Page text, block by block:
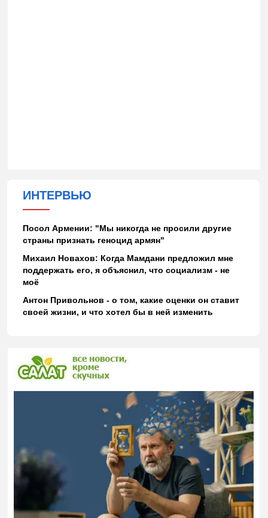
ИНТЕРВЬЮ
Посол Армении: "Мы никогда не просили другие
страны признать геноцид армян"
Михаил Новахов: Когда Мамдани предложил мне
поддержать его, я объяснил, что социализм - не
моё
Антон Привольнов - о том, какие оценки он ставит
своей жизни, и что хотел бы в ней изменить